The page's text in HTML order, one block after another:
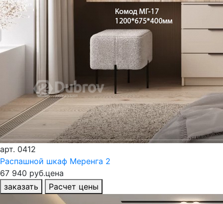
арт. 0412
Распашной шкаф Меренга 2
67 940 руб.цена
заказать
Расчет цены